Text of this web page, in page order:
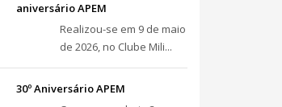
aniversário APEM
Realizou-se em 9 de maio
de 2026, no Clube Mili...
30º Aniversário APEM